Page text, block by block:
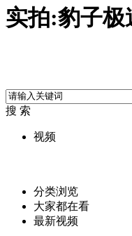
实拍:豹子极
搜 索
视频
分类浏览
大家都在看
最新视频